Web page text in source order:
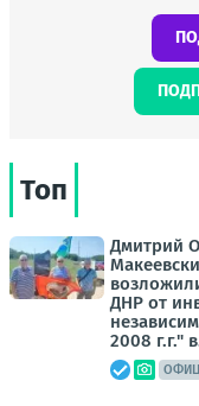
Топ
Дмитрий
ДНР от
2008 г.г."